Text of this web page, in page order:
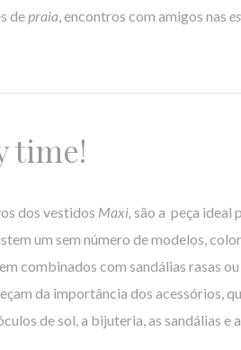
depraia, encontros com amigos nas
time!
dos vestidos Maxi, são a peça ideal
um sem número de modelos,
combinados com sandálias rasas
da importância dos acessórios,
de sol, a bijuteria, as sandálias e